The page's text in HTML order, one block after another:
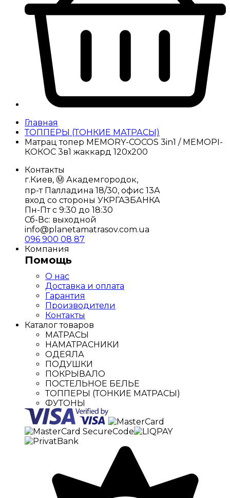
Главная
ТОППЕРЫ (ТОНКИЕ МАТРАСЫ)
Матрац топер MEMORY-COCOS 3in1 / МЕМОРІ-
КОКОС 3в1 жаккард 120х200
Контакты
г.Киев, Ⓜ️ Академгородок,
пр-т Палладина 18/30, офис 13А
вход со стороны УКРГАЗБАНКА
Пн-Пт с 9:30 до 18:30
Сб-Вс: выходной
info@planetamatrasov.com.ua
096 900 08 87
Компания
Помощь
О нас
Доставка и оплата
Гарантия
Производители
Контакты
Каталог товаров
МАТРАСЫ
НАМАТРАСНИКИ
ОДЕЯЛА
ПОДУШКИ
ПОКРЫВАЛО
ПОСТЕЛЬНОЕ БЕЛЬЕ
ТОППЕРЫ (ТОНКИЕ МАТРАСЫ)
ФУТОНЫ